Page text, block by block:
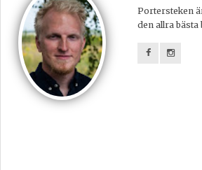
Portersteken
den allra bästa